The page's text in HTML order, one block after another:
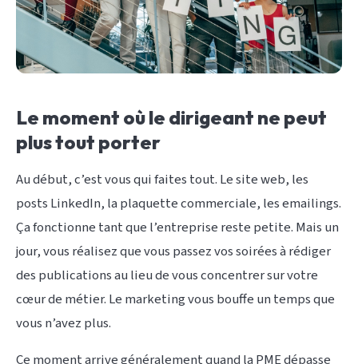
Le moment où le dirigeant ne peut
plus tout porter
Au début, c’est vous qui faites tout. Le site web, les
posts LinkedIn, la plaquette commerciale, les emailings.
Ça fonctionne tant que l’entreprise reste petite. Mais un
jour, vous réalisez que vous passez vos soirées à rédiger
des publications au lieu de vous concentrer sur votre
cœur de métier. Le marketing vous bouffe un temps que
vous n’avez plus.
Ce moment arrive généralement quand la PME dépasse